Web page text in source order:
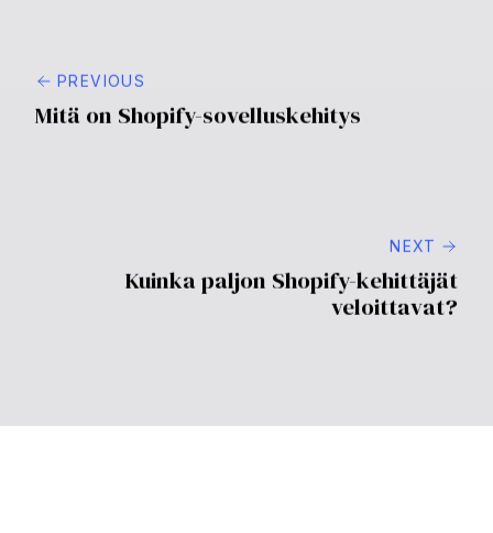
käyttämiseen?
käyttäjäystävällinen, perusosaamisen omistaminen
kaupassani?Praella tarjoaa valikoiman palveluja,
mukaan lukien käyttäjäkokemus ja suunnittelu,